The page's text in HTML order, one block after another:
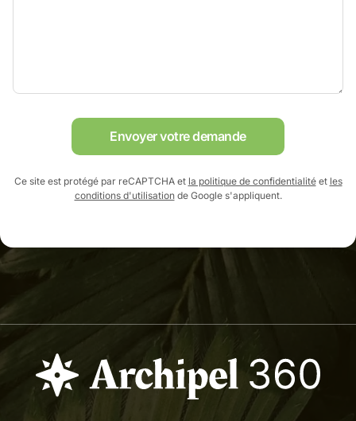
Envoyer votre demande
Ce site est protégé par reCAPTCHA et la politique de confidentialitéet les
conditions d'utilisationde Google s'appliquent.